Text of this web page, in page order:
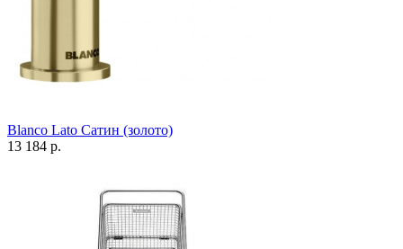
Blanco Lato Сатин (золото)
13 184 р.